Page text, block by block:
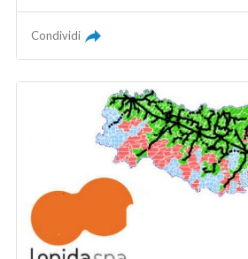
Condividi